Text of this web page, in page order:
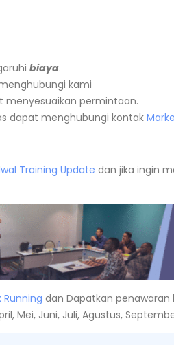
biaya.
kami
menyesuaikan permintaan.
dapat menghubungi kontak
Training Update dan jika ingin
Running dan Dapatkan
Mei, Juni, Juli, Agustus,